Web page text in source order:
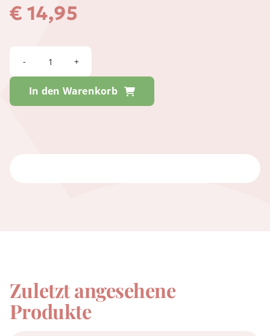
€ 14,95
WS_Workshop
Riem
Menge
In den Warenkorb
Zuletzt angesehene
Produkte